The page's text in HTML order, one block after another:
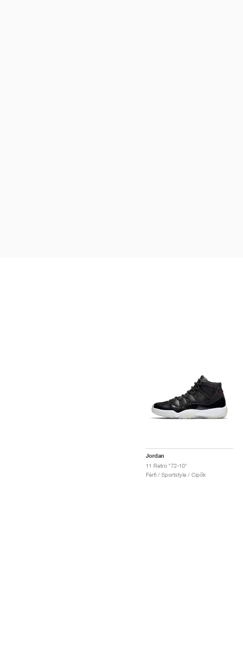
Jordan
11 Retro "72-10"
Férfi / Sportstyle / Cipők